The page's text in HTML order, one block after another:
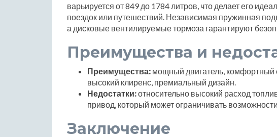
варьируется от 849 до 1784 литров, что делает его
поездок или путешествий. Независимая пружинная
а дисковые вентилируемые тормоза гарантируют
Преимущества и
Преимущества: мощный двигатель, комфортный
высокий клиренс, премиальный дизайн.
Недостатки:относительно высокий расход
привод, который может ограничивать
Заключение